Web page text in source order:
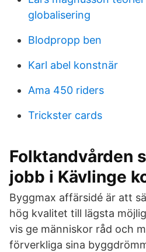
globalisering
Blodpropp ben
Karl abel konstnär
Ama 450 riders
Trickster cards
Folktandvården
jobb i Kävlinge
Byggmax affärsidé är att
hög kvalitet till lägsta
vis ge människor råd och
förverkliga sina